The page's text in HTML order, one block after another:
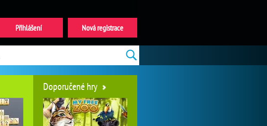
Doporučené hry
Nová registrace
Přihlášení